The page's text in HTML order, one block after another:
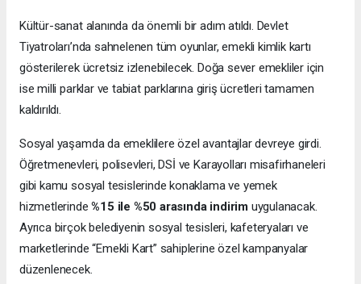
Kültür-sanat alanında da önemli bir adım atıldı. Devlet
Tiyatroları’nda sahnelenen tüm oyunlar, emekli kimlik kartı
gösterilerek ücretsiz izlenebilecek. Doğa sever emekliler için
ise milli parklar ve tabiat parklarına giriş ücretleri tamamen
kaldırıldı.
Sosyal yaşamda da emeklilere özel avantajlar devreye girdi.
Öğretmenevleri, polisevleri, DSİ ve Karayolları misafirhaneleri
gibi kamu sosyal tesislerinde konaklama ve yemek
hizmetlerinde%15 ile %50 arasında indirimuygulanacak.
Ayrıca birçok belediyenin sosyal tesisleri, kafeteryaları ve
marketlerinde “Emekli Kart” sahiplerine özel kampanyalar
düzenlenecek.